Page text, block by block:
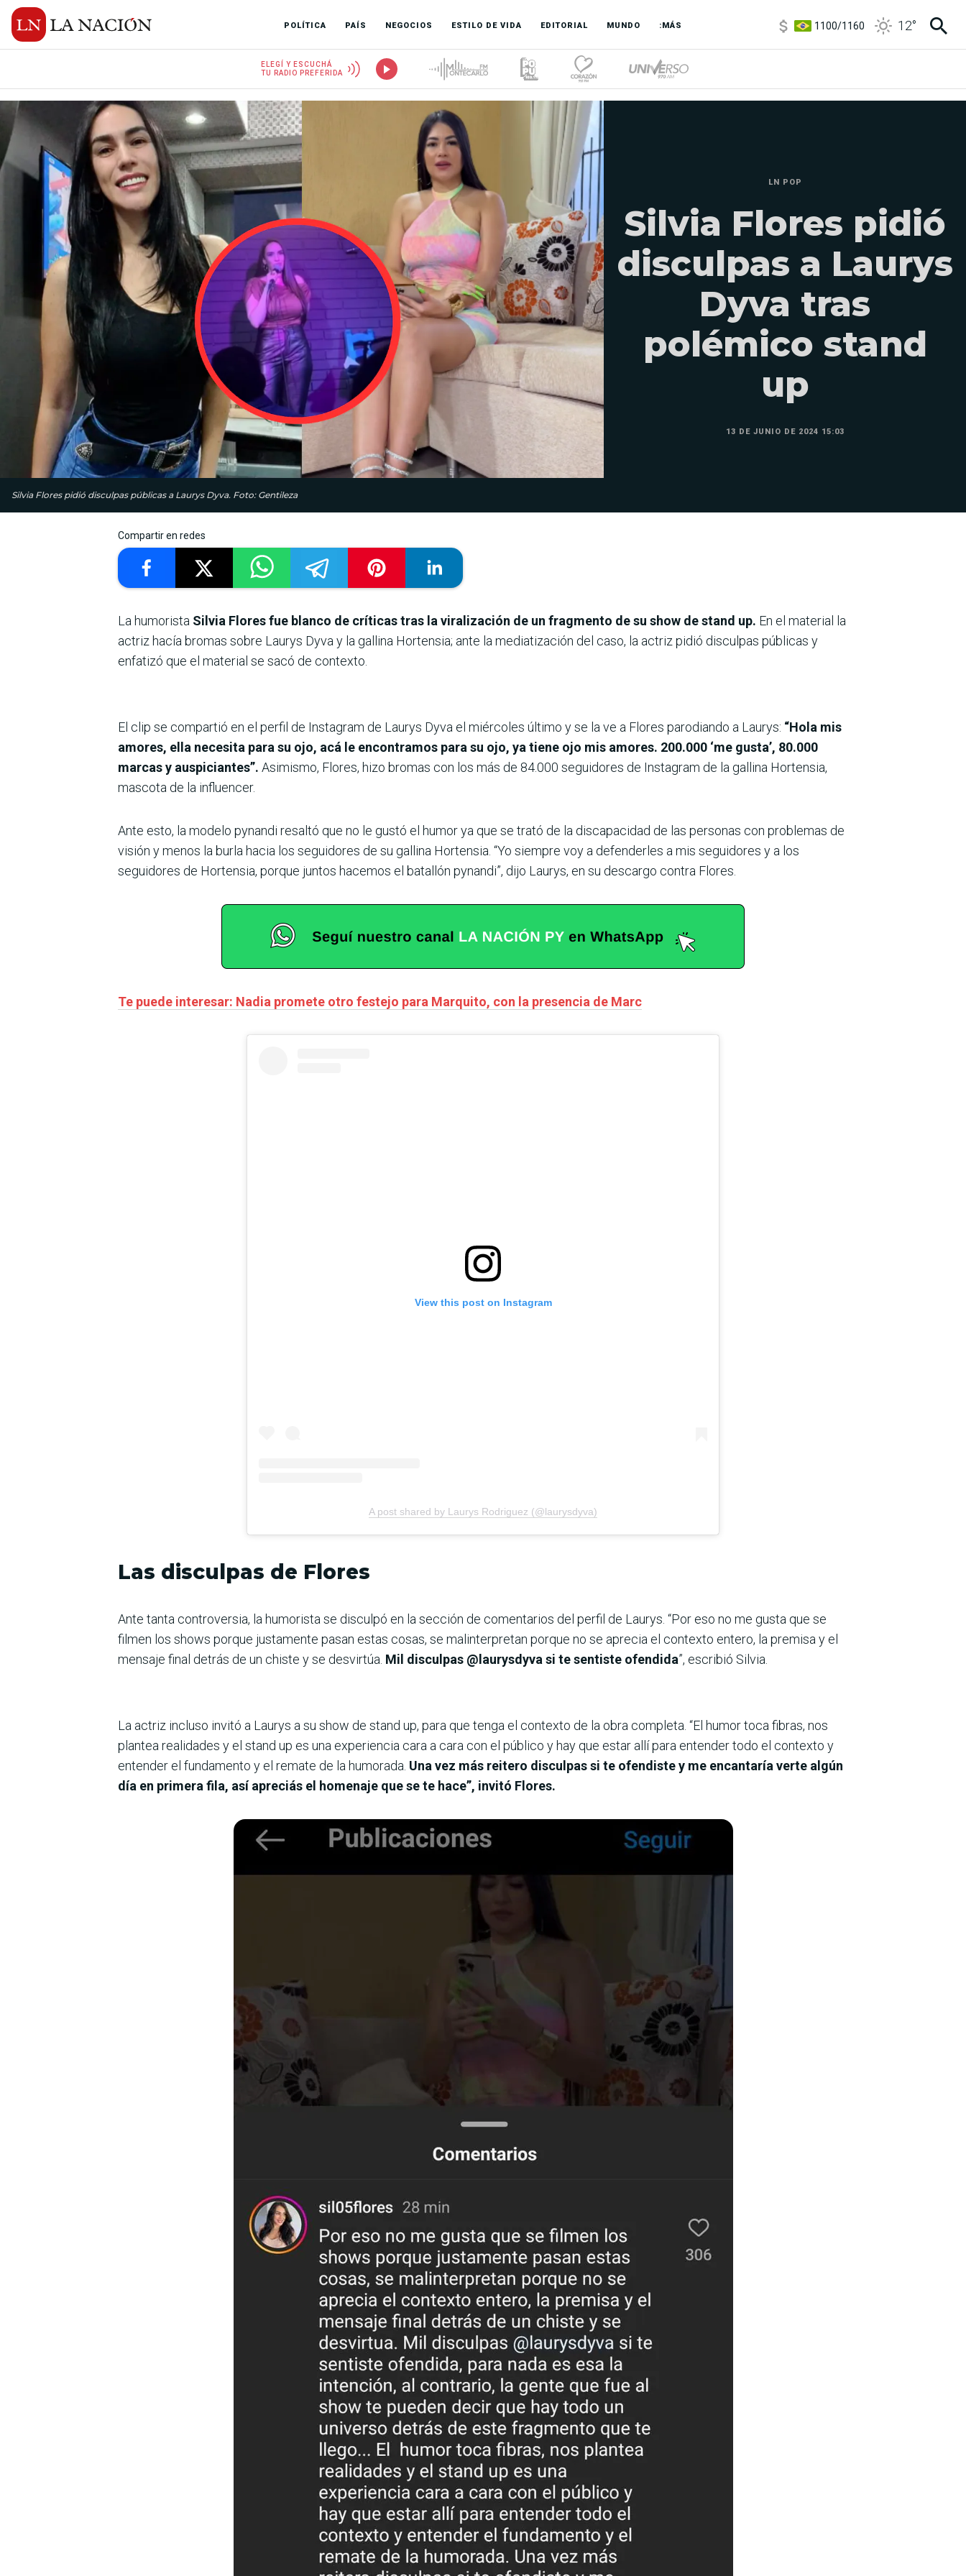
POLÍTICA PAÍS NEGOCIOS ESTILO DE VIDA EDITORIAL MUNDO :MÁS
3,8/4
12°
ELEGÍ Y ESCUCHÁ
TU RADIO PREFERIDA
Silvia Flores pidió disculpas públicas a Laurys Dyva. Foto: Gentileza
LN POP
Silvia Flores pidió
disculpas a Laurys
Dyva tras
polémico stand
up
13 DE JUNIO DE 2024 15:03
Compartir en redes
La humorista Silvia Flores fue blanco de críticas tras la viralización de un fragmento de su show de stand up. En el material la
actriz hacía bromas sobre Laurys Dyva y la gallina Hortensia; ante la mediatización del caso, la actriz pidió disculpas públicas y
enfatizó que el material se sacó de contexto.
El clip se compartió en el perfil de Instagram de Laurys Dyva el miércoles último y se la ve a Flores parodiando a Laurys: “Hola mis
amores, ella necesita para su ojo, acá le encontramos para su ojo, ya tiene ojo mis amores. 200.000 ‘me gusta’, 80.000
marcas y auspiciantes”. Asimismo, Flores, hizo bromas con los más de 84.000 seguidores de Instagram de la gallina Hortensia,
mascota de la influencer.
Ante esto, la modelo pynandi resaltó que no le gustó el humor ya que se trató de la discapacidad de las personas con problemas de
visión y menos la burla hacia los seguidores de su gallina Hortensia. “Yo siempre voy a defenderles a mis seguidores y a los
seguidores de Hortensia, porque juntos hacemos el batallón pynandi”, dijo Laurys, en su descargo contra Flores.
Te puede interesar: Nadia promete otro festejo para Marquito, con la presencia de Marc
View this post on Instagram
A post shared by Laurys Rodriguez (@laurysdyva)
Las disculpas de Flores
Ante tanta controversia, la humorista se disculpó en la sección de comentarios del perfil de Laurys. “Por eso no me gusta que se
filmen los shows porque justamente pasan estas cosas, se malinterpretan porque no se aprecia el contexto entero, la premisa y el
mensaje final detrás de un chiste y se desvirtúa. Mil disculpas @laurysdyva si te sentiste ofendida”, escribió Silvia.
La actriz incluso invitó a Laurys a su show de stand up, para que tenga el contexto de la obra completa. “El humor toca fibras, nos
plantea realidades y el stand up es una experiencia cara a cara con el público y hay que estar allí para entender todo el contexto y
entender el fundamento y el remate de la humorada. Una vez más reitero disculpas si te ofendiste y me encantaría verte algún
día en primera fila, así apreciás el homenaje que se te hace”, invitó Flores.